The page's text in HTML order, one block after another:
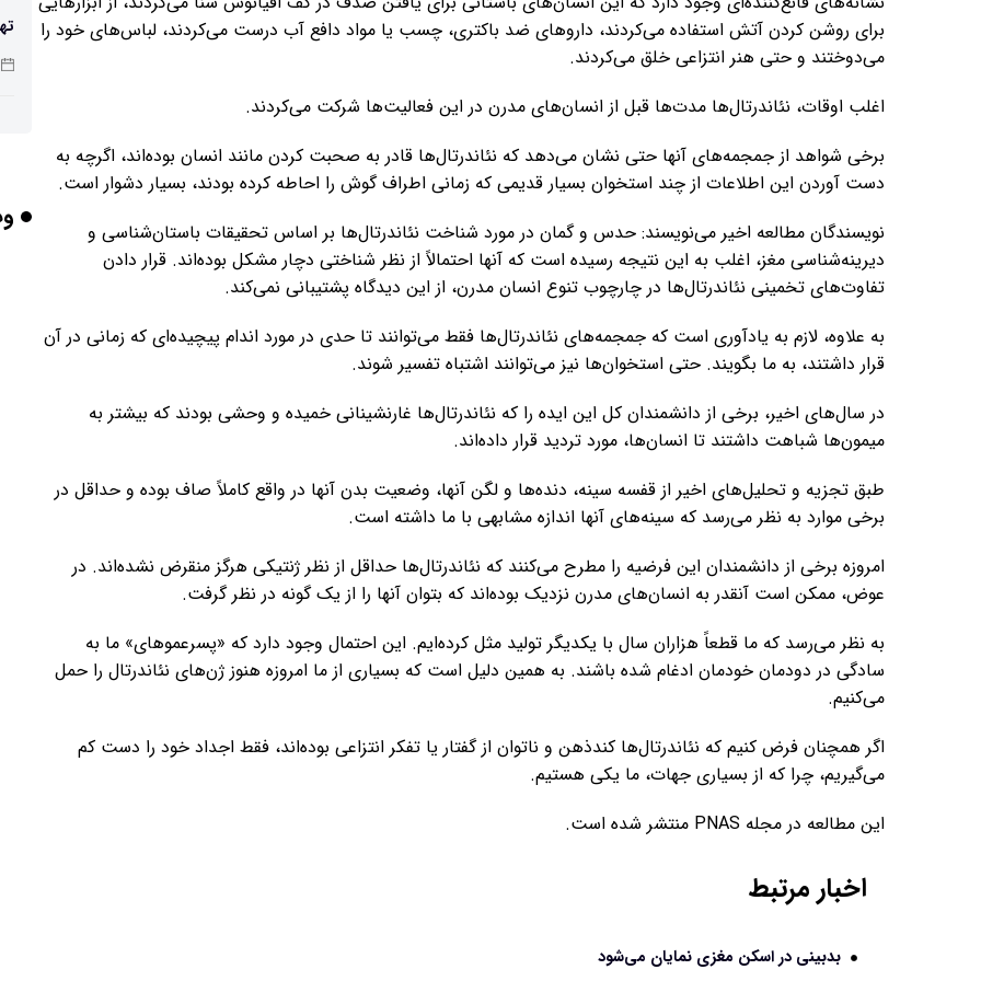
برای روشن کردن آتش استفاده می‌کردند، داروهای ضد باکتری، چسب یا مواد دافع آب درست می‌کردند، لباس‌های خود را
می‌دوختند و حتی هنر انتزاعی خلق می‌کردند.
اغلب اوقات، نئاندرتال‌ها مدت‌ها قبل از انسان‌های مدرن در این فعالیت‌ها شرکت می‌کردند.
برخی شواهد از جمجمه‌های آنها حتی نشان می‌دهد که نئاندرتال‌ها قادر به صحبت کردن مانند انسان بوده‌اند، اگرچه به
دست آوردن این اطلاعات از چند استخوان بسیار قدیمی که زمانی اطراف گوش را احاطه کرده بودند، بسیار دشوار است.
نویسندگان مطالعه اخیر می‌نویسند: حدس و گمان در مورد شناخت نئاندرتال‌ها بر اساس تحقیقات باستان‌شناسی و
دیرینه‌شناسی مغز، اغلب به این نتیجه رسیده است که آنها احتمالاً از نظر شناختی دچار مشکل بوده‌اند. قرار دادن
تفاوت‌های تخمینی نئاندرتال‌ها در چارچوب تنوع انسان مدرن، از این دیدگاه پشتیبانی نمی‌کند.
به علاوه، لازم به یادآوری است که جمجمه‌های نئاندرتال‌ها فقط می‌توانند تا حدی در مورد اندام پیچیده‌ای که زمانی در آن
قرار داشتند، به ما بگویند. حتی استخوان‌ها نیز می‌توانند اشتباه تفسیر شوند.
در سال‌های اخیر، برخی از دانشمندان کل این ایده را که نئاندرتال‌ها غارنشینانی خمیده و وحشی بودند که بیشتر به
میمون‌ها شباهت داشتند تا انسان‌ها، مورد تردید قرار داده‌اند.
طبق تجزیه و تحلیل‌های اخیر از قفسه سینه، دنده‌ها و لگن آنها، وضعیت بدن آنها در واقع کاملاً صاف بوده و حداقل در
برخی موارد به نظر می‌رسد که سینه‌های آنها اندازه مشابهی با ما داشته است.
امروزه برخی از دانشمندان این فرضیه را مطرح می‌کنند که نئاندرتال‌ها حداقل از نظر ژنتیکی هرگز منقرض نشده‌اند. در
عوض، ممکن است آنقدر به انسان‌های مدرن نزدیک بوده‌اند که بتوان آنها را از یک گونه در نظر گرفت.
به نظر می‌رسد که ما قطعاً هزاران سال با یکدیگر تولید مثل کرده‌ایم. این احتمال وجود دارد که «پسرعموهای» ما به
سادگی در دودمان خودمان ادغام شده باشند. به همین دلیل است که بسیاری از ما امروزه هنوز ژن‌های نئاندرتال را حمل
می‌کنیم.
اگر همچنان فرض کنیم که نئاندرتال‌ها کندذهن و ناتوان از گفتار یا تفکر انتزاعی بوده‌اند، فقط اجداد خود را دست کم
می‌گیریم، چرا که از بسیاری جهات، ما یکی هستیم.
این مطالعه در مجله PNAS منتشر شده است.
اخبار مرتبط
بدبینی در اسکن مغزی نمایان می‌شود